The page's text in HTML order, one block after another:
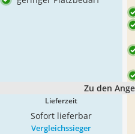
Zu den
Lieferzeit
Sofort lieferbar
Vergleichssieger